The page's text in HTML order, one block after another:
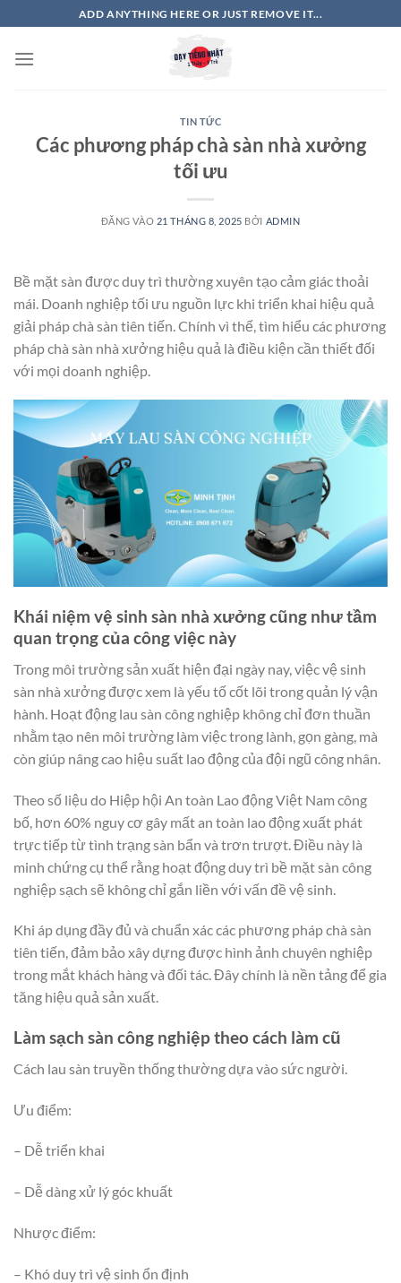
qua
nội
ADD ANYTHING HERE OR JUST REMOVE IT...
TIN TỨC
Các phương pháp chà sàn nhà xưởng
tối ưu
ĐĂNG VÀO 21 THÁNG 8, 2025 BỞI ADMIN
Bề mặt sàn được duy trì thường xuyên tạo cảm giác thoải
mái. Doanh nghiệp tối ưu nguồn lực khi triển khai hiệu quả
giải pháp chà sàn tiên tiến. Chính vì thế, tìm hiểu các phương
pháp chà sàn nhà xưởng hiệu quả là điều kiện cần thiết đối
với mọi doanh nghiệp.
Khái niệm vệ sinh sàn nhà xưởng cũng như tầm
quan trọng của công việc này
Trong môi trường sản xuất hiện đại ngày nay, việc vệ sinh
sàn nhà xưởng được xem là yếu tố cốt lõi trong quản lý vận
hành. Hoạt động lau sàn công nghiệp không chỉ đơn thuần
nhằm tạo nên môi trường làm việc trong lành, gọn gàng, mà
còn giúp nâng cao hiệu suất lao động của đội ngũ công nhân.
Theo số liệu do Hiệp hội An toàn Lao động Việt Nam công
bố, hơn 60% nguy cơ gây mất an toàn lao động xuất phát
trực tiếp từ tình trạng sàn bẩn và trơn trượt. Điều này là
minh chứng cụ thể rằng hoạt động duy trì bề mặt sàn công
nghiệp sạch sẽ không chỉ gắn liền với vấn đề vệ sinh.
Khi áp dụng đầy đủ và chuẩn xác các phương pháp chà sàn
tiên tiến, đảm bảo xây dựng được hình ảnh chuyên nghiệp
trong mắt khách hàng và đối tác. Đây chính là nền tảng để gia
tăng hiệu quả sản xuất.
Làm sạch sàn công nghiệp theo cách làm cũ
Cách lau sàn truyền thống thường dựa vào sức người.
Ưu điểm:
– Dễ triển khai
– Dễ dàng xử lý góc khuất
Nhược điểm:
– Khó duy trì vệ sinh ổn định